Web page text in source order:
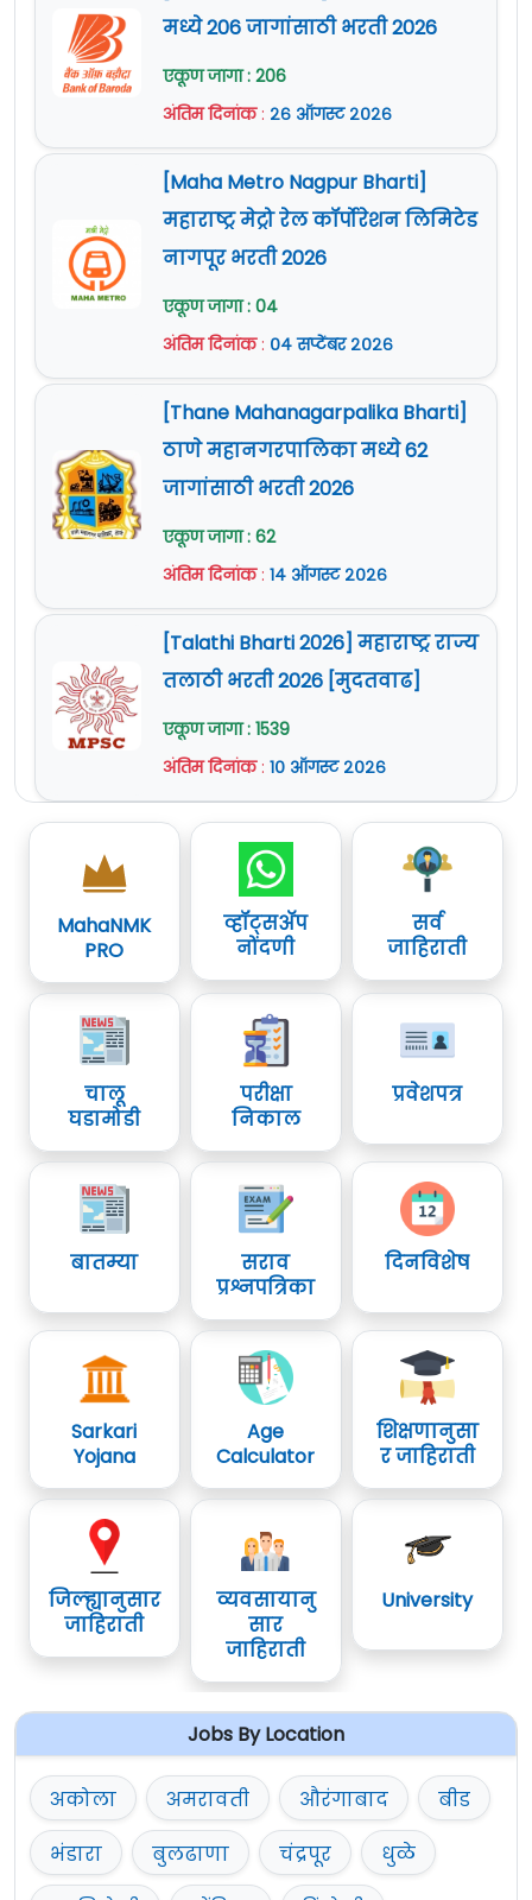
मध्ये 206 जागांसाठी भरती 2026
एकूण जागा : 206
अंतिम दिनांक: २६ ऑगस्ट २०२६
[Maha Metro Nagpur Bharti]
महाराष्ट्र मेट्रो रेल कॉर्पोरेशन लिमिटेड
नागपूर भरती 2026
एकूण जागा : 04
अंतिम दिनांक: ०४ सप्टेंबर २०२६
[Thane Mahanagarpalika Bharti]
ठाणे महानगरपालिका मध्ये 62
जागांसाठी भरती 2026
एकूण जागा : 62
अंतिम दिनांक: १४ ऑगस्ट २०२६
[Talathi Bharti 2026] महाराष्ट्र राज्य
तलाठी भरती 2026 [मुदतवाढ]
एकूण जागा : 1539
अंतिम दिनांक: १० ऑगस्ट २०२६
MahaNMK
PRO
व्हॉट्सॲप
नोंदणी
सर्व
जाहिराती
चालू
घडामोडी
परीक्षा
निकाल
प्रवेशपत्र
बातम्या
सराव
प्रश्नपत्रिका
दिनविशेष
Sarkari
Yojana
Age
Calculator
शिक्षणानुसा
र जाहिराती
जिल्ह्यानुसार
जाहिराती
व्यवसायानु
सार
जाहिराती
University
Jobs By Location
अकोला अमरावती औरंगाबाद
बीड
भंडारा
बुलढाणा चंद्रपूर
धुळे